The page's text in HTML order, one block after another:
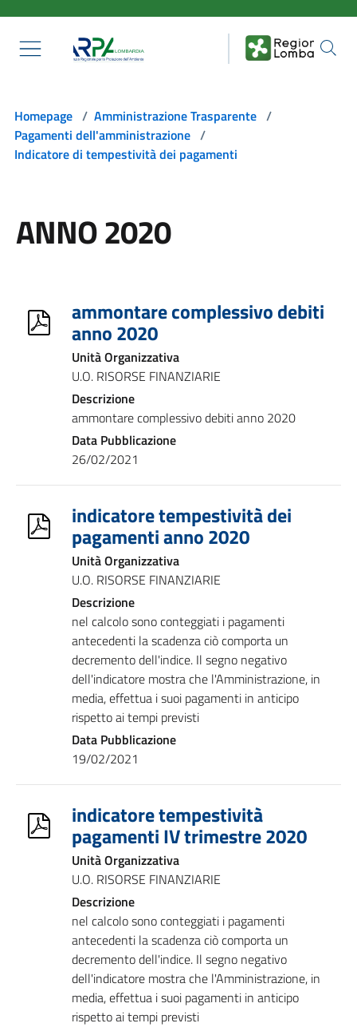
Homepage / Amministrazione Trasparente /
Pagamenti dell'amministrazione /
Indicatore di tempestività dei pagamenti
ANNO 2020
ammontare complessivo debiti
anno 2020
Unità Organizzativa
U.O. RISORSE FINANZIARIE
Descrizione
ammontare complessivo debiti anno 2020
Data Pubblicazione
26/02/2021
indicatore tempestività dei
pagamenti anno 2020
Unità Organizzativa
U.O. RISORSE FINANZIARIE
Descrizione
nel calcolo sono conteggiati i pagamenti
antecedenti la scadenza ciò comporta un
decremento dell'indice. Il segno negativo
dell'indicatore mostra che l'Amministrazione, in
media, effettua i suoi pagamenti in anticipo
rispetto ai tempi previsti
Data Pubblicazione
19/02/2021
indicatore tempestività
pagamenti IV trimestre 2020
Unità Organizzativa
U.O. RISORSE FINANZIARIE
Descrizione
nel calcolo sono conteggiati i pagamenti
antecedenti la scadenza ciò comporta un
decremento dell'indice. Il segno negativo
dell'indicatore mostra che l'Amministrazione, in
media, effettua i suoi pagamenti in anticipo
rispetto ai tempi previsti